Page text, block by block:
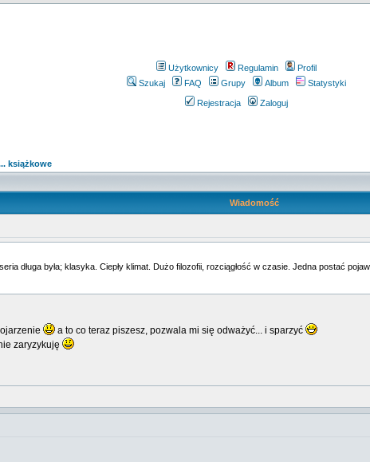
Użytkownicy Regulamin
Profil
Szukaj
FAQ Grupy Album Statystyki
Rejestracja Zaloguj
książkowe
Wiadomość
długa była; klasyka. Ciepły klimat. Dużo filozofii, rozciągłość w czasie. Jedna postać
a to co teraz piszesz, pozwala mi się odważyć... i sparzyć
zaryzykuję